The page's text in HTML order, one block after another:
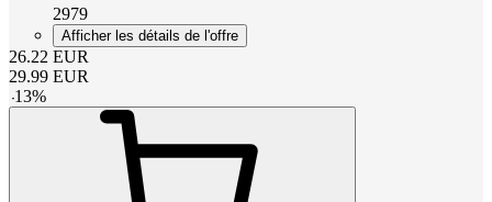
2979
Afficher les détails de l'offre
26.22 EUR
29.99 EUR
-13%